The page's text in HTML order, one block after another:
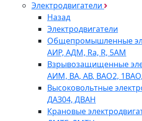
Электродвигатели
Назад
Электродвигатели
Общепромышленные
АИР, АДМ, Ra, R, 5AM
Взрывозащищенные
АИМ, ВА, АВ, ВАO2,
Высоковольтные
ДАЗ04, ДВАН
Крановые